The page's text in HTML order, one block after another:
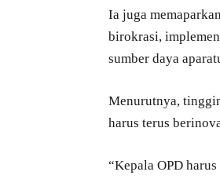
Ia juga
birokrasi,
sumber daya
Menurutnya,
harus terus
“Kepala OPD